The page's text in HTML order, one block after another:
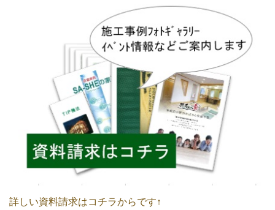
詳しい資料請求はコチラからです↑